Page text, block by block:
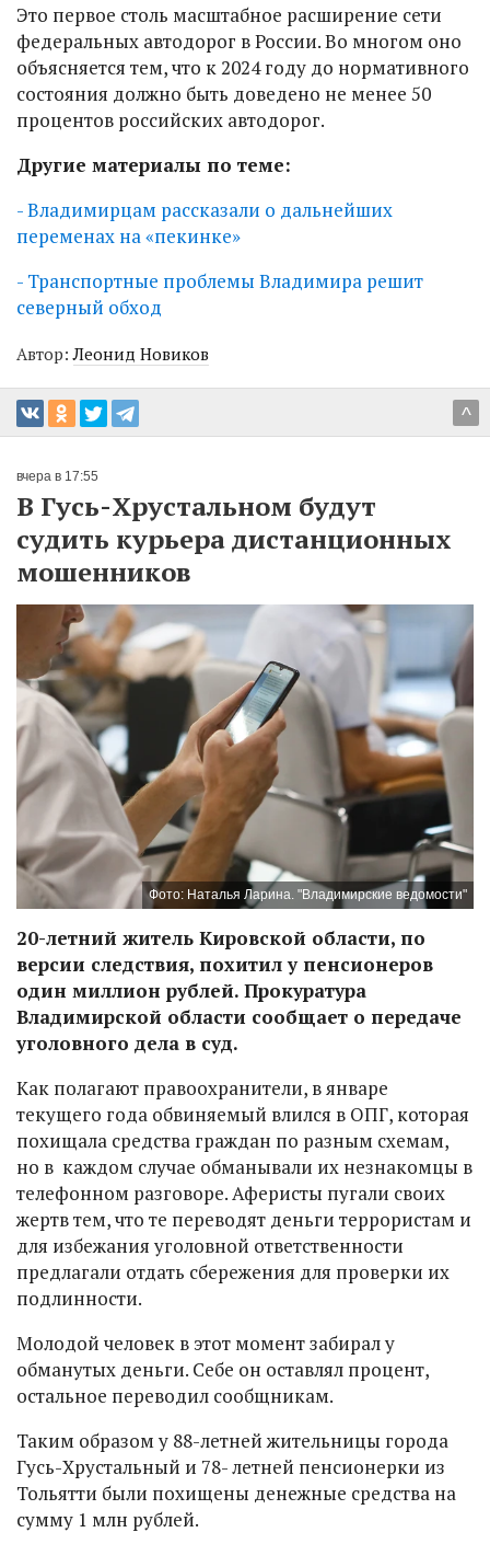
Это первое столь масштабное расширение сети
федеральных автодорог в России. Во многом оно
объясняется тем, что к 2024 году до нормативного
состояния должно быть доведено не менее 50
процентов российских автодорог.
Другие материалы по теме:
- Владимирцам рассказали о дальнейших
переменах на «пекинке»
- Транспортные проблемы Владимира решит
северный обход
Автор:Леонид Новиков
^
вчера в 17:55
В Гусь-Хрустальном будут
судить курьера дистанционных
мошенников
Фото: Наталья Ларина. "Владимирские ведомости"
20-летний житель Кировской области, по
версии следствия, похитил у пенсионеров
один миллион рублей. Прокуратура
Владимирской области сообщает о передаче
уголовного дела в суд.
Как полагают правоохранители, в январе
текущего года обвиняемый влился в ОПГ, которая
похищала средства граждан по разным схемам,
но в каждом случае обманывали их незнакомцы в
телефонном разговоре. Аферисты пугали своих
жертв тем, что те переводят деньги террористам и
для избежания уголовной ответственности
предлагали отдать сбережения для проверки их
подлинности.
Молодой человек в этот момент забирал у
обманутых деньги. Себе он оставлял процент,
остальное переводил сообщникам.
Таким образом у 88-летней жительницы города
Гусь-Хрустальный и 78- летней пенсионерки из
Тольятти были похищены денежные средства на
сумму 1 млн рублей.